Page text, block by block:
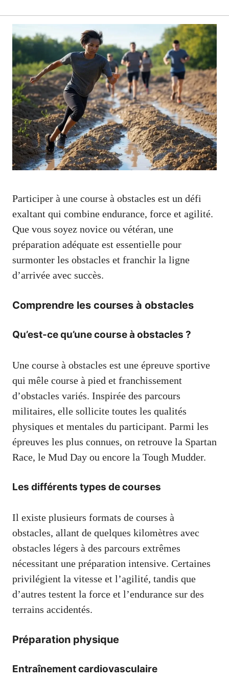
Participer à une course à obstacles est un défi
exaltant qui combine endurance, force et agilité.
Que vous soyez novice ou vétéran, une
préparation adéquate est essentielle pour
surmonter les obstacles et franchir la ligne
d’arrivée avec succès.
Comprendre les courses à obstacles
Qu’est-ce qu’une course à obstacles ?
Une course à obstacles est une épreuve sportive
qui mêle course à pied et franchissement
d’obstacles variés. Inspirée des parcours
militaires, elle sollicite toutes les qualités
physiques et mentales du participant. Parmi les
épreuves les plus connues, on retrouve la Spartan
Race, le Mud Day ou encore la Tough Mudder.
Les différents types de courses
Il existe plusieurs formats de courses à
obstacles, allant de quelques kilomètres avec
obstacles légers à des parcours extrêmes
nécessitant une préparation intensive. Certaines
privilégient la vitesse et l’agilité, tandis que
d’autres testent la force et l’endurance sur des
terrains accidentés.
Préparation physique
Entraînement cardiovasculaire